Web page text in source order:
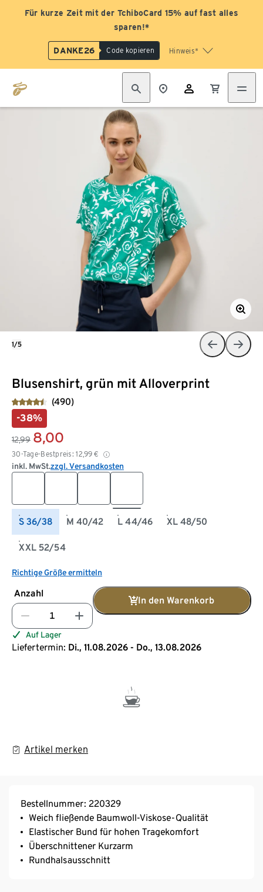
Für kurze Zeit mit der TchiboCard 15% auf fast alles
sparen!*
DANKE26 Code kopieren Hinweis*
Blusenshirt, grün mit Alloverprint
(490)
-38%
12,99 8,00
30-Tage-Bestpreis: 12,99 €
inkl. MwSt.zzgl. Versandkosten
S 36/38 M 40/42 L 44/46 XL 48/50
XXL 52/54
Richtige Größe ermitteln
Anzahl
In den Warenkorb
Auf Lager
Liefertermin: Di., 11.08.2026 - Do., 13.08.2026
Artikel merken
1/5
Bestellnummer: 220329
Weich fließende Baumwoll-Viskose-Qualität
Elastischer Bund für hohen Tragekomfort
Überschnittener Kurzarm
Rundhalsausschnitt